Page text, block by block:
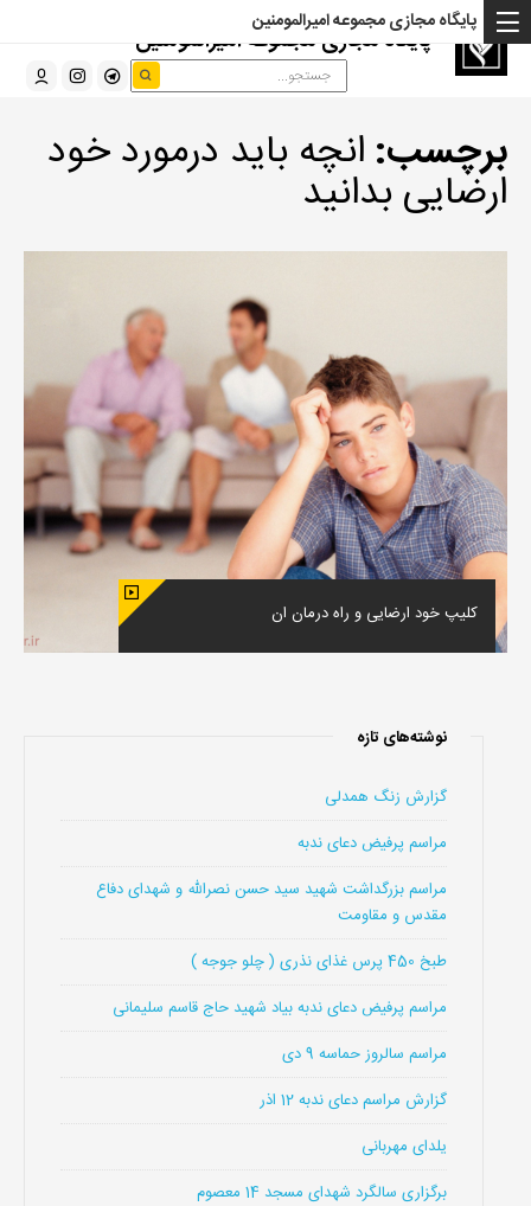
پایگاه مجازی مجموعه امیرالمومنین
پایگاه مجازی مجموعه امیرالمومنین
برچسب: انچه باید درمورد خود
ارضایی بدانید
کلیپ خود ارضایی و راه درمان ان
نوشته‌های تازه
گزارش زنگ همدلی
مراسم پرفیض دعای ندبه
مراسم بزرگداشت شهید سید حسن نصرالله و شهدای دفاع
مقدس و مقاومت
طبخ 450 پرس غذای نذری ( چلو جوجه )
مراسم پرفیض دعای ندبه بیاد شهید حاج قاسم سلیمانی
مراسم سالروز حماسه 9 دی
گزارش مراسم دعای ندبه 12 اذر
یلدای مهربانی
برگزاری سالگرد شهدای مسجد 14 معصوم